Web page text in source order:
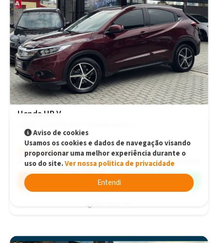
Honda HR-V
R$119.900,00
R$119.900,00
2021 29.000 km
Aviso de cookies
Usamos os cookies e dados de navegação visando
proporcionar uma melhor experiência durante o
uso do site.Ver nossa politica de privacidade
Entendi